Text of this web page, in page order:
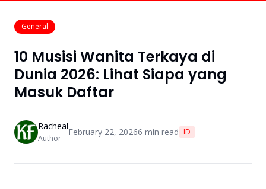
General
10 Musisi Wanita Terkaya di
Dunia 2026: Lihat Siapa yang
Masuk Daftar
Racheal
Author
February 22, 20266 min read ID